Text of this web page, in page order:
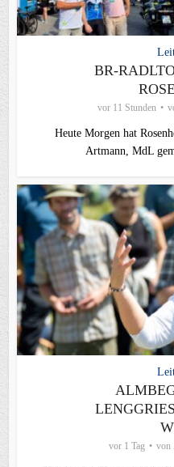
BR-
vor 11 Stunden
Heute Morgen hat
Artmann, MdL
vor 1 Tag von